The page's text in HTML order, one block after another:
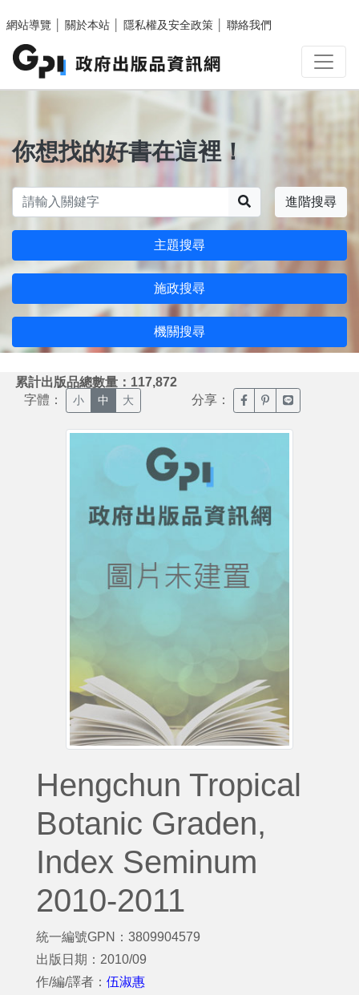
網站導覽
關於本站 隱私權及安全政策 聯絡我們
你想找的好書在這裡！
進階搜尋
主題搜尋
施政搜尋
機關搜尋
累計出版品總數量：117,872
字體： 小 中 大 分享： 臉書分享(另開新視窗)
噗浪分享(另開新
Line分享(另
Hengchun Tropical
Botanic Graden,
Index Seminum
2010-2011
統一編號GPN：3809904579
出版日期：2010/09
作/編/譯者： 伍淑惠